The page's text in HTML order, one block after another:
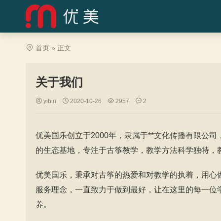
首页 » 正文
关于我们
yibin 2020-10-26 2957 2
优美国乐创立于2000年，隶属于**文化传播有限公
的生态基地，专注于古筝教学，教学方法科学独特
优美国乐，秉承对古筝的热爱和对教学的执着，用
服务理念，一直致力于做到最好，让在这里的每一
养。